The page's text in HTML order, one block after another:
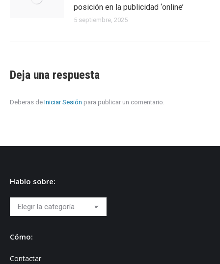
posición en la publicidad ‘online’
5 septiembre, 2025
Deja una respuesta
Deberas de Iniciar Sesión para publicar un comentario.
Hablo sobre:
Hablo
sobre:
Cómo:
Contactar